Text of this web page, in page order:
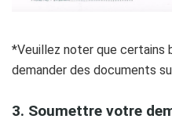
*Veuillez noter que certains
demander des documents
3. Soumettre votre